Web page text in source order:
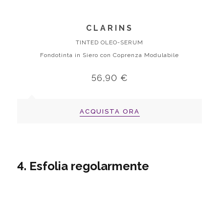
CLARINS
TINTED OLEO-SERUM
Fondotinta in Siero con Coprenza Modulabile
56,90 €
ACQUISTA ORA
4. Esfolia regolarmente